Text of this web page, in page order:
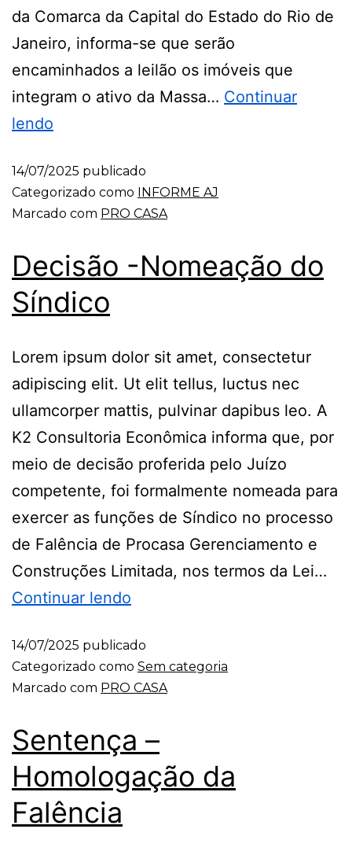
da Comarca da Capital do Estado do Rio de
Janeiro, informa-se que serão
encaminhados a leilão os imóveis que
integram o ativo da Massa… Continuar
lendo
14/07/2025 publicado
Categorizado como INFORME AJ
Marcado com PRO CASA
Decisão -Nomeação do
Síndico
Lorem ipsum dolor sit amet, consectetur
adipiscing elit. Ut elit tellus, luctus nec
ullamcorper mattis, pulvinar dapibus leo. A
K2 Consultoria Econômica informa que, por
meio de decisão proferida pelo Juízo
competente, foi formalmente nomeada para
exercer as funções de Síndico no processo
de Falência de Procasa Gerenciamento e
Construções Limitada, nos termos da Lei…
Continuar lendo
14/07/2025 publicado
Categorizado como Sem categoria
Marcado com PRO CASA
Sentença –
Homologação da
Falência